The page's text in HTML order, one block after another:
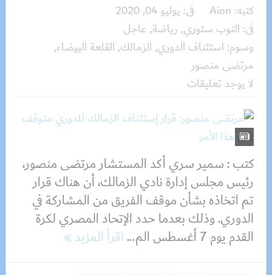
كتبه: Aion فى: يوليو 04, 2020
فى: التوب ستوري, رياضة, عاجل
وسوم: استئناف الدوري, الزمالك, القلعة البيضاء,
مرتضى منصور
لا يوجد تعليقات
كتب : سمير سري أكد المستشار مرتضى منصور،
رئيس مجلس إدارة نادي الزمالك، أن هناك قرار
تم اتخاذه بشأن موقف الفريق من المشاركة في
الدوري. وذلك بعدما حدد الإتحاد المصري لكرة
القدم يوم 7 أغسطس الم...
اقرأ المزيد